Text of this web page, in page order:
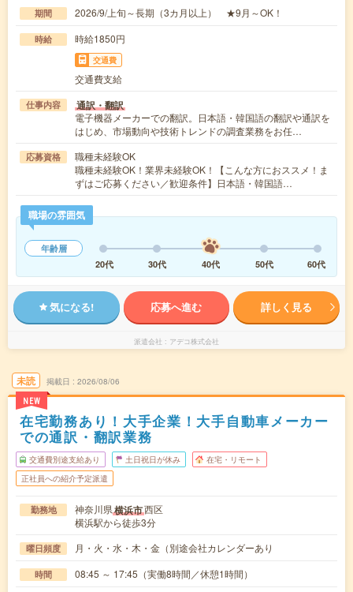
期間 2026/9/上旬～長期（3カ月以上） ★9月～OK！
時給 時給1850円
交通費
交通費支給
仕事内容 通訳・翻訳
電子機器メーカーでの翻訳。日本語・韓国語の翻訳や通訳を
はじめ、市場動向や技術トレンドの調査業務をお任…
応募資格
職種未経験OK
職種未経験OK！業界未経験OK！【こんな方におススメ！ま
ずはご応募ください／歓迎条件】日本語・韓国語…
職場の雰囲気
年齢層
20代
30代 40代 50代 60代
気になる! 応募へ進む 詳しく見る
派遣会社 アデコ株式会社
未読
NEW
掲載日 2026/08/06
在宅勤務あり！大手企業！大手自動車メーカー
での通訳・翻訳業務
交通費別途支給あり 土日祝日が休み 在宅・リモート
正社員への紹介予定派遣
勤務地 神奈川県横浜市西区
横浜駅から徒歩3分
曜日頻度 月・火・水・木・金（別途会社カレンダーあり
時間 08:45 ～ 17:45（実働8時間／休憩1時間）